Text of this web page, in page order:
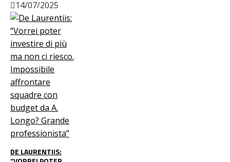
14/07/2025
DE LAURENTIIS: